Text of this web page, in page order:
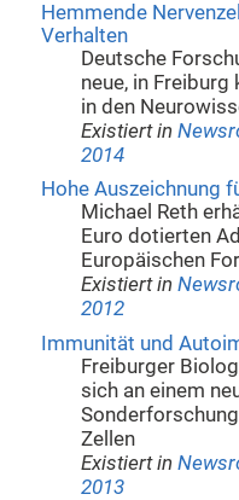
Hemmende
Verhalten
Deutsche
neue, in
in den
Existiert in
2014
Hohe Auszeichnung
Michael Reth
Euro dotierten
Europäischen
Existiert in
2012
Immunität und
Freiburger
sich an einem
Zellen
Existiert in
2013